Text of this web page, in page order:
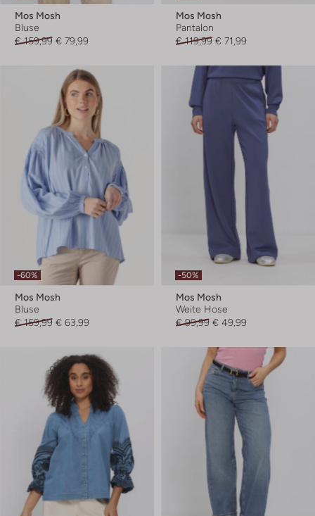
Mos Mosh
Bluse
€ 159,99 € 79,99
Mos Mosh
Pantalon
€ 119,99 € 71,99
-60%
Mos Mosh
Bluse
€ 159,99 € 63,99
-50%
Mos Mosh
Weite Hose
€ 99,99 € 49,99